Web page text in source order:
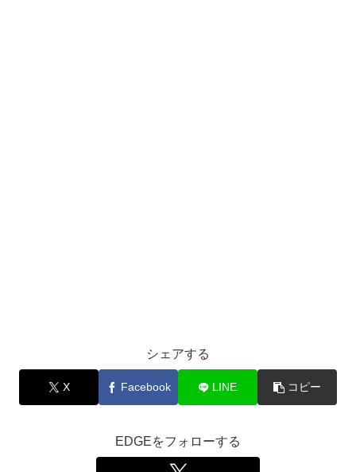
シェアする
X Facebook LINE コピー
EDGEをフォローする